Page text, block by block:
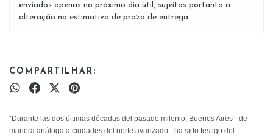
enviados apenas no próximo dia útil, sujeitos portanto a
alteração na estimativa de prazo de entrega.
COMPARTILHAR:
“Durante las dos últimas décadas del pasado milenio, Buenos Aires –de
manera análoga a ciudades del norte avanzado– ha sido testigo del